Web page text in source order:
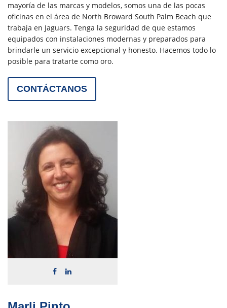
mayoría de las marcas y modelos, somos una de las pocas
oficinas en el área de North Broward South Palm Beach que
trabaja en Jaguars. Tenga la seguridad de que estamos
equipados con instalaciones modernas y preparados para
brindarle un servicio excepcional y honesto. Hacemos todo lo
posible para tratarte como oro.
CONTÁCTANOS